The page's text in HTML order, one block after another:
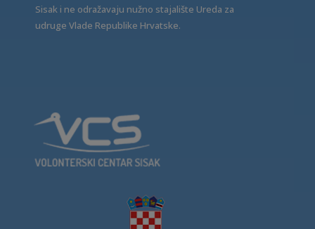
Sisak i ne odražavaju nužno stajalište Ureda za
udruge Vlade Republike Hrvatske.